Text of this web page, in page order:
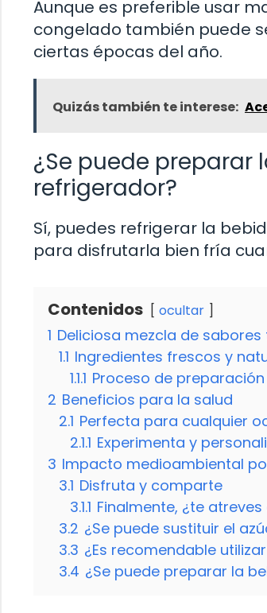
Aunque es preferible usar
congelado también puede
ciertas épocas del año.
Quizás también te interese:
¿Se puede
refrigerador?
Sí, puedes refrigerar la
para disfrutarla bien fría
Contenidos ocultar
1 Deliciosa mezcla de
1.1 Ingredientes frescos y
1.1.1 Proceso de
2 Beneficios para la salud
2.1 Perfecta para cualquier
2.1.1 Experimenta y
3 Impacto medioambiental
3.1 Disfruta y comparte
3.1.1 Finalmente, ¿te
3.2 ¿Se puede sustituir el
3.3 ¿Es recomendable
3.4 ¿Se puede preparar la